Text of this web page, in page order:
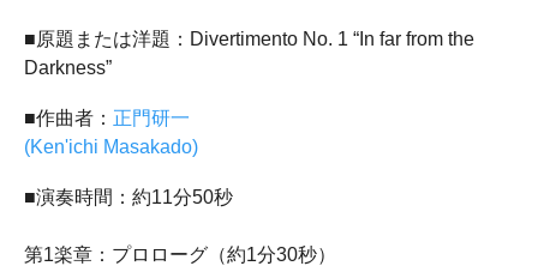
■原題または洋題：Divertimento No. 1 “In far from the
Darkness”
■作曲者： 正門研一
(Ken'ichi Masakado)
■演奏時間：約11分50秒
第1楽章：プロローグ（約1分30秒）